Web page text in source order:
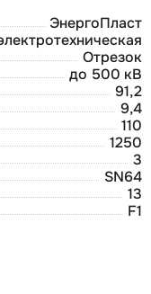
ЭнергоПласт
Отрезок
до 500 кВ
91,2
9,4
110
1250
3
SN64
13
F1